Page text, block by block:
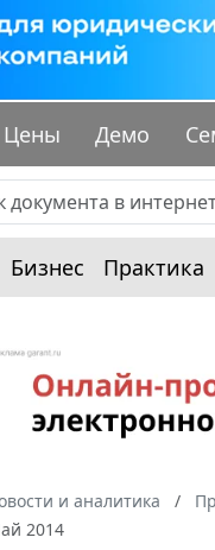
Цены Демо
Бизнес Практика
и аналитика
2014